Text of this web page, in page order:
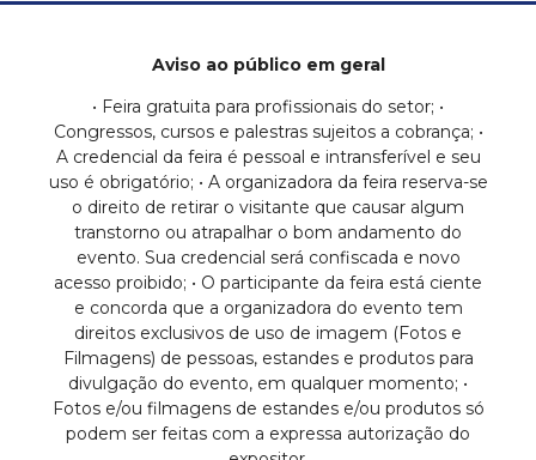
Aviso ao público em geral
• Feira gratuita para profissionais do setor; •
Congressos, cursos e palestras sujeitos a cobrança; •
A credencial da feira é pessoal e intransferível e seu
uso é obrigatório; • A organizadora da feira reserva-se
o direito de retirar o visitante que causar algum
transtorno ou atrapalhar o bom andamento do
evento. Sua credencial será confiscada e novo
acesso proibido; • O participante da feira está ciente
e concorda que a organizadora do evento tem
direitos exclusivos de uso de imagem (Fotos e
Filmagens) de pessoas, estandes e produtos para
divulgação do evento, em qualquer momento; •
Fotos e/ou filmagens de estandes e/ou produtos só
podem ser feitas com a expressa autorização do